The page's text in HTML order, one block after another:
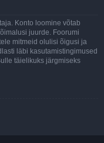
Konto loomine võtab
juurde. Foorumi
mitmeid olulisi õigusi ja
läbi kasutamistingimused
täielikuks järgmiseks